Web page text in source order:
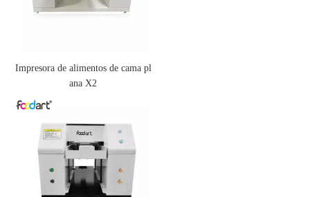
Impresora de alimentos de cama pl
ana X2